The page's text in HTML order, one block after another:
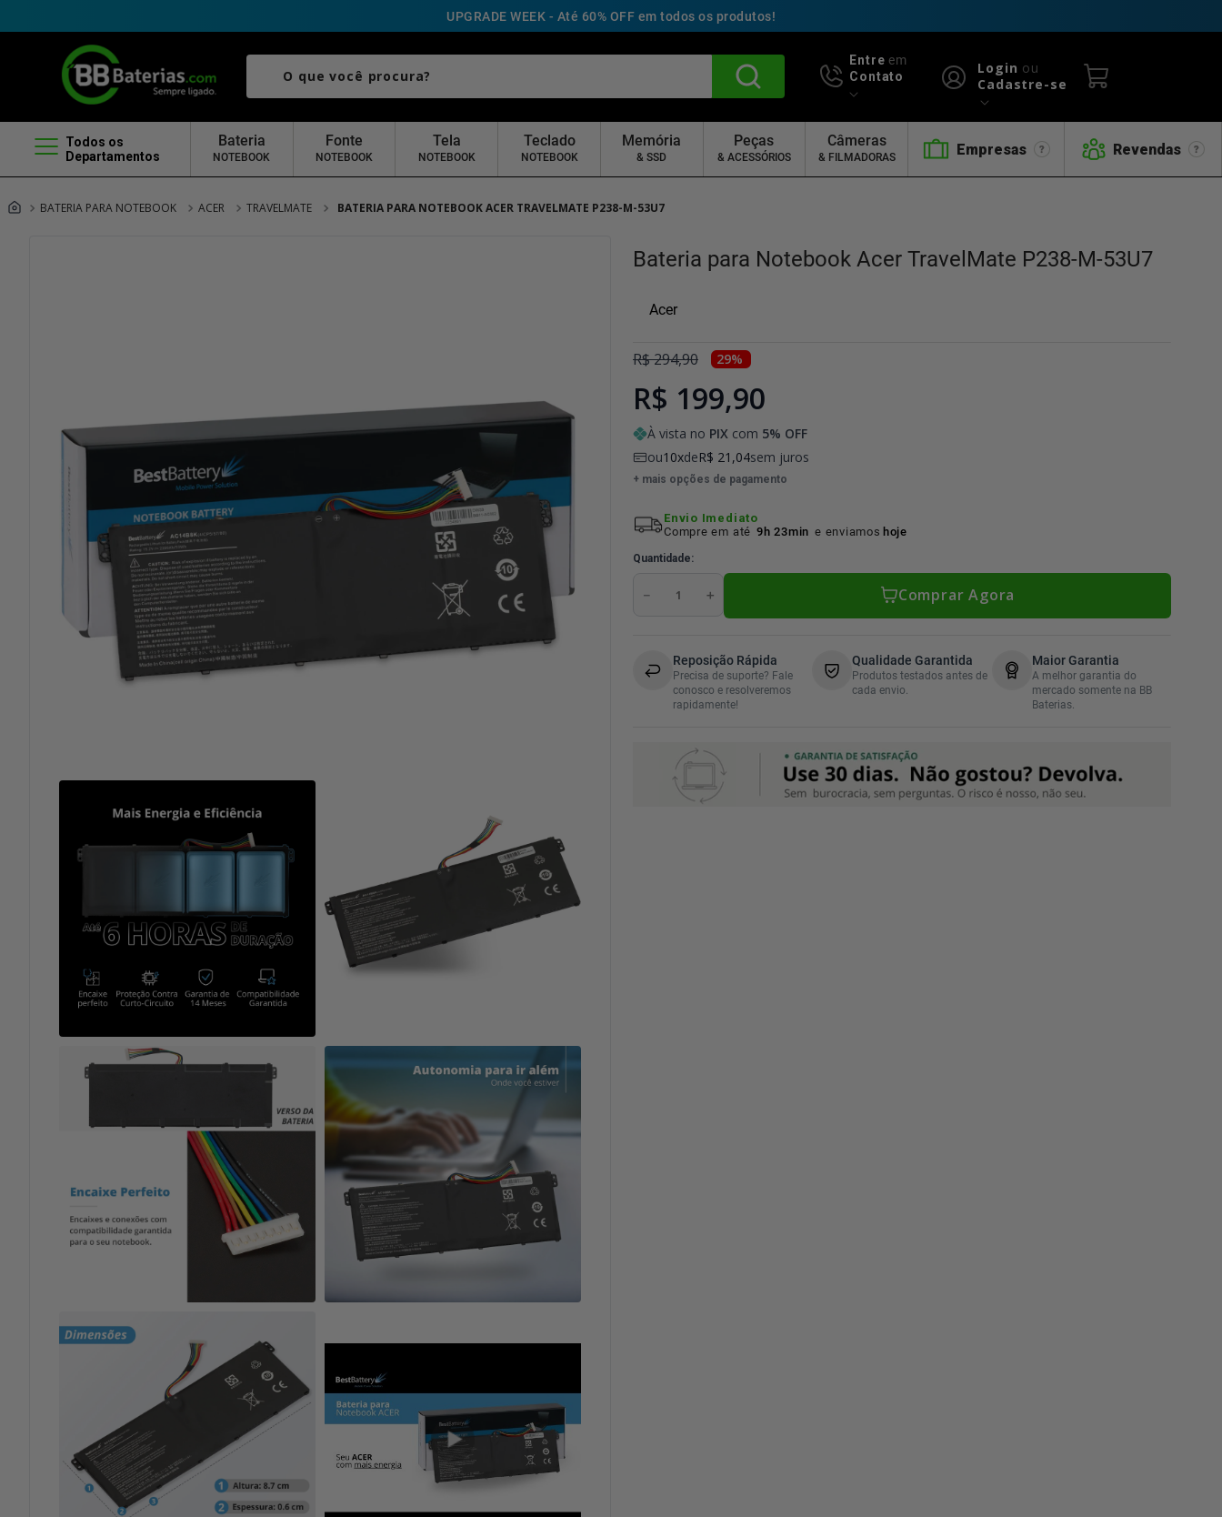
UPGRADE WEEK - Até 60% OFF em todos os produtos!
O que você procura? Entre em
Contato
Login ou
Cadastre-se
Todos os
Departamentos
Bateria
NOTEBOOK
Fonte
NOTEBOOK
Tela
NOTEBOOK
Teclado
NOTEBOOK
Memória
& SSD
Peças
& ACESSÓRIOS
Câmeras
& FILMADORAS Empresas Revendas
BATERIA PARA NOTEBOOK ACER TRAVELMATE BATERIA PARA NOTEBOOK ACER TRAVELMATE P238-M-53U7
Bateria para Notebook Acer TravelMate P238-M-53U7
Acer
R$294,90 29%
R$ 199,90
À vista no PIX com 5% OFF
ou10 deR$ 21 ,04sem juros
+ mais opções de pagamento
Envio Imediato
Compre em até 9h 23min e enviamos hoje
Quantidade
＋
－ Comprar Agora
Reposição Rápida
Precisa de suporte? Fale
conosco e resolveremos
rapidamente!
Qualidade Garantida
Produtos testados antes de
cada envio.
Maior Garantia
A melhor garantia do
mercado somente na BB
Baterias.